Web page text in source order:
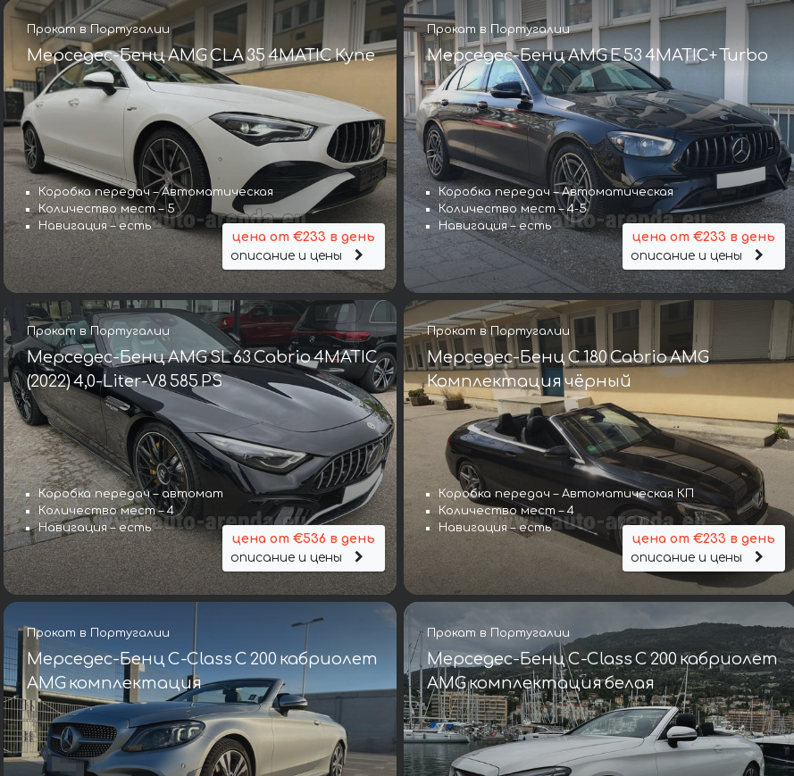
Прокат в Португалии
Мерседес-Бенц AMG CLA 35 4MATIC Купе
Коробка передач – Автоматическая
Количество мест – 5
Навигация – есть
цена от €233 в день
описание и цены
Прокат в Португалии
Мерседес-Бенц AMG E 53 4MATIC+ Turbo
Коробка передач – Автоматическая
Количество мест – 4-5
Навигация – есть
цена от €233 в день
описание и цены
Прокат в Португалии
Мерседес-Бенц AMG SL 63 Cabrio 4MATIC
(2022) 4,0-Liter-V8 585 PS
Коробка передач – автомат
Количество мест – 4
Навигация – есть
цена от €536 в день
описание и цены
Прокат в Португалии
Мерседес-Бенц C 180 Cabrio AMG
Комплектация чёрный
Коробка передач – Автоматическая КП
Количество мест – 4
Навигация – есть
цена от €233 в день
описание и цены
Прокат в Португалии
Мерседес-Бенц C-Class C 200 кабриолет
AMG комплектация
Прокат в Португалии
Мерседес-Бенц C-Class C 200 кабриолет
AMG комплектация белая